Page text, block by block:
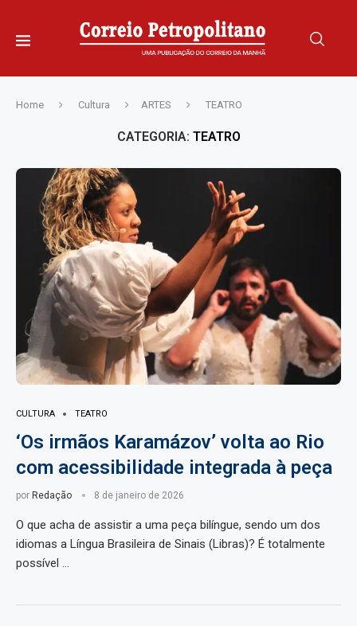
Home Cultura ARTES TEATRO
CATEGORIA: TEATRO
CULTURA TEATRO
‘Os irmãos Karamázov’ volta ao Rio
com acessibilidade integrada à peça
por Redação 8 de janeiro de 2026
O que acha de assistir a uma peça bilíngue, sendo um dos
idiomas a Língua Brasileira de Sinais (Libras)? É totalmente
possível …